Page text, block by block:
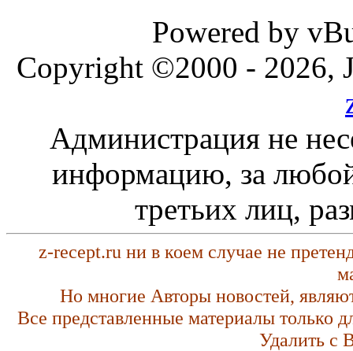
Powered by
Copyright ©2000 - 2026,
Администрация не
информацию, за любой
третьих лиц,
z-recept.ru ни в коем случае не
Но многие Авторы новостей,
Все представленные материалы только
Удалить с